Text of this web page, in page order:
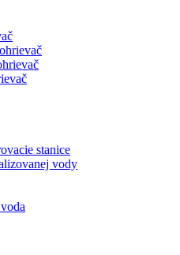
stanice
vody